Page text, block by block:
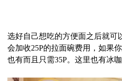
选好自己想吃的方便面之后就可
会加收25P的拉面碗费用，如果
也有而且只需35P。这里也有冰